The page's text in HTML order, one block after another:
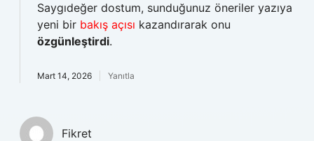
Saygıdeğer dostum, sunduğunuz öneriler yazıya
yeni bir bakış açısı kazandırarak onu
özgünleştirdi.
Mart 14, 2026 Yanıtla
Fikret